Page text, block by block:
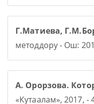
Г.Матиева,
методдору - Ош:
А. Орорзова.
«Кутаалам», 2017, -